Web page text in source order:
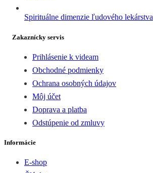
Spirituálne dimenzie ľudového lekárstva
Zakaznícky servis
Prihlásenie k videam
Obchodné podmienky
Ochrana osobných údajov
Môj účet
Doprava a platba
Odstúpenie od zmluvy
Informácie
E-shop